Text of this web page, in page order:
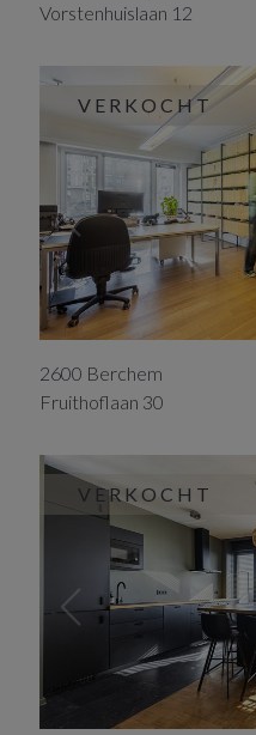
Vorstenhuislaan 12
VERKOCHT
2600 Berchem
Fruithoflaan 30
VERKOCHT